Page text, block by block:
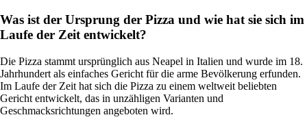
Was ist der Ursprung der Pizza und wie hat sie sich im
Laufe der Zeit entwickelt?
Die Pizza stammt ursprünglich aus Neapel in Italien und wurde im 18.
Jahrhundert als einfaches Gericht für die arme Bevölkerung erfunden.
Im Laufe der Zeit hat sich die Pizza zu einem weltweit beliebten
Gericht entwickelt, das in unzähligen Varianten und
Geschmacksrichtungen angeboten wird.